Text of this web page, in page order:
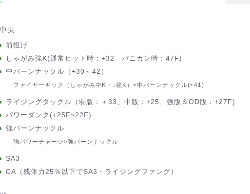
中央
前投げ
しゃがみ強K(通常ヒット時：+32 パニカン時：47F)
中バーンナックル（+30～42）
ファイヤーキック（しゃがみ中K・↓強K）>中バーンナックル(+41)
ライジングタックル（弱版：＋33、中版：+25、強版＆OD版：+27F)
パワーダンク(+25F~22F)
強バーンナックル
強パワーチャージ>強バーンナックル
SA3
CA（残体力25％以下でSA3・ライジングファング）